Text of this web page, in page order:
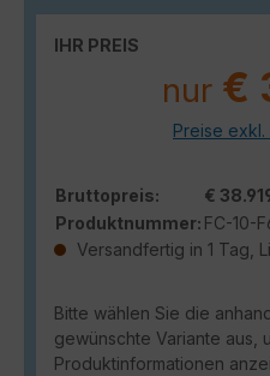
IHR PREIS
nur €
Preise
Bruttopreis:
€
Produktnummer: FC-10-
Versandfertig in 1 Tag,
Bitte wählen Sie die
gewünschte Variante aus,
Produktinformationen